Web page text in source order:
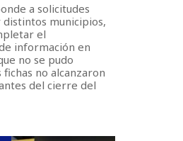
a solicitudes
municipios,
el
información en
no se pudo
fichas no alcanzaron
del cierre del